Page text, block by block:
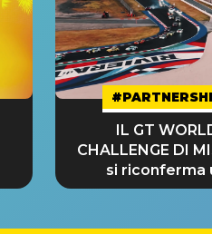
IL GT
CHALLENGE DI
si riconferma
GRANDE